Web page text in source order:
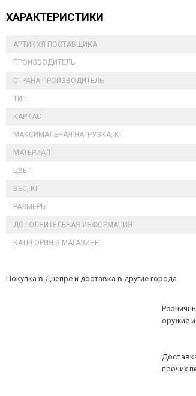
ХАРАКТЕРИСТИКИ
АРТИКУЛ ПОСТАВЩИКА
ПРОИЗВОДИТЕЛЬ
СТРАНА ПРОИЗВОДИТЕЛЬ
ТИП
КАРКАС
МАКСИМАЛЬНАЯ НАГРУЗКА, КГ
МАТЕРИАЛ
ЦВЕТ
ВЕС, КГ
РАЗМЕРЫ
ДОПОЛНИТЕЛЬНАЯ ИНФОРМАЦИЯ
КАТЕГОРИЯ В МАГАЗИНЕ
Покупка в Днепре и доставка в другие города
оружие
прочих